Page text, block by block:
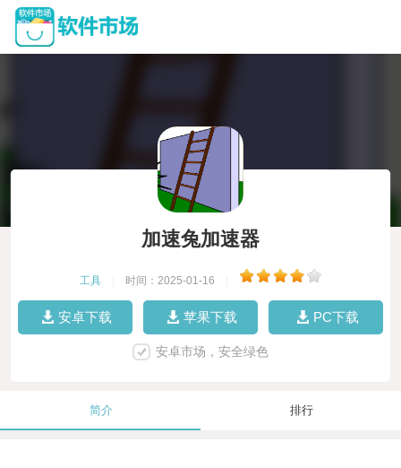
加速兔加速器
工具 时间：2025-01-16
安卓下载 苹果下载 PC下载
安卓市场，安全绿色
简介 排行